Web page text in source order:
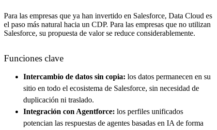
Para las empresas que ya han invertido en Salesforce, Data Cloud es
el paso más natural hacia un CDP. Para las empresas que no utilizan
Salesforce, su propuesta de valor se reduce considerablemente.
Funciones clave
Intercambio de datos sin copia: los datos permanecen en su
sitio en todo el ecosistema de Salesforce, sin necesidad de
duplicación ni traslado.
Integración con Agentforce: los perfiles unificados
potencian las respuestas de agentes basadas en IA de forma